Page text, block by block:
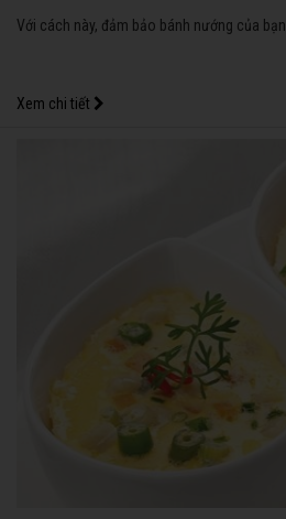
Với cách này, đảm bảo bánh nướng của
Xem chi tiết